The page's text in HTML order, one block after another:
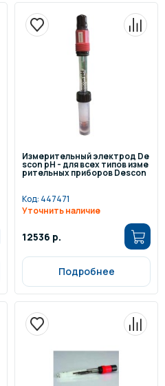
Измерительный электрод De
scon pH - для всех типов изме
рительных приборов Descon
Код: 447471
Уточнить наличие
12536 р.
Подробнее